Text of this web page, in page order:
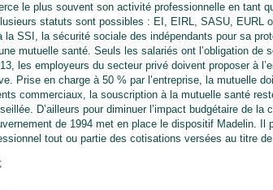
le plus souvent son activité professionnelle en tant
statuts sont possibles : EI, EIRL, SASU, EURL
la SSI, la sécurité sociale des indépendants pour sa
mutuelle santé. Seuls les salariés ont l’obligation de
les employeurs du secteur privé doivent proposer à
Prise en charge à 50 % par l’entreprise, la mutuelle
commerciaux, la souscription à la mutuelle santé
D’ailleurs pour diminuer l’impact budgétaire de la
de 1994 met en place le dispositif Madelin. Il
tout ou partie des cotisations versées au titre